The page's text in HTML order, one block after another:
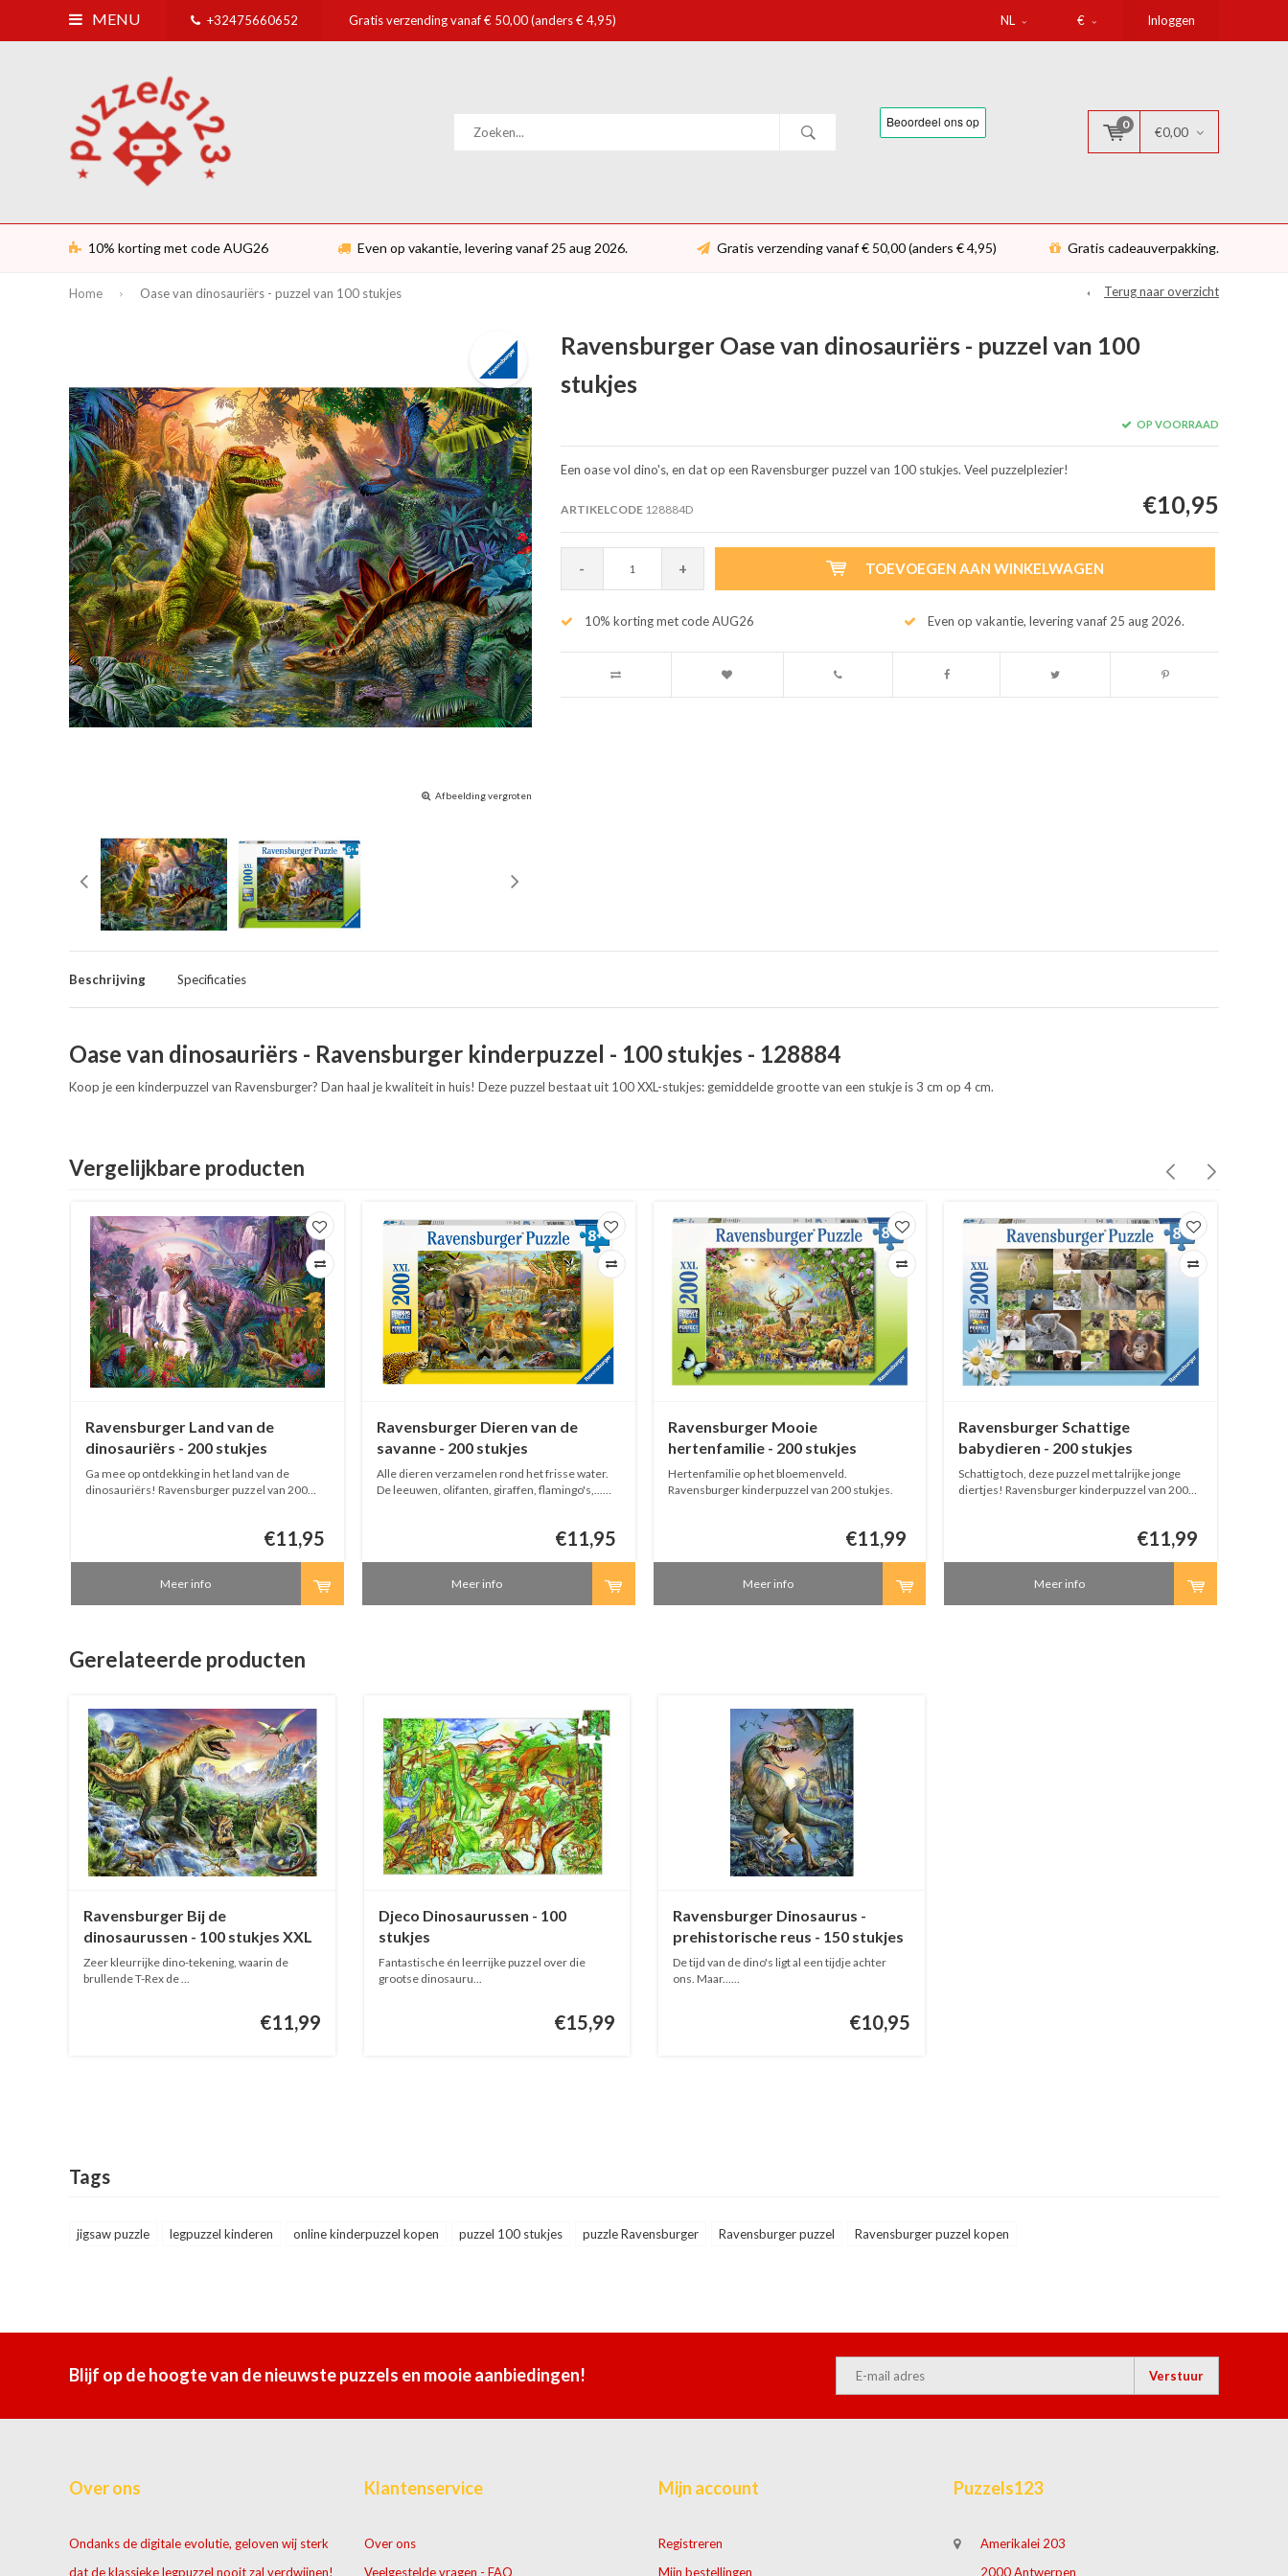
MENU +32475660652 Gratis verzending vanaf € 50,00 (anders € 4,95) NL € Inloggen
0
€0,00
10% korting met code AUG26 Even op vakantie, levering vanaf 25 aug 2026. Gratis verzending vanaf € 50,00 (anders € 4,95) Gratis cadeauverpakking.
Home Oase van dinosauriërs - puzzel van 100 stukjes Terug naar overzicht
Afbeelding vergroten
Ravensburger Oase van dinosauriërs - puzzel van 100
stukjes
OP VOORRAAD
Een oase vol dino's, en dat op een Ravensburger puzzel van 100 stukjes. Veel puzzelplezier!
ARTIKELCODE128884D €10,95
- + TOEVOEGEN AAN WINKELWAGEN
10% korting met code AUG26 Even op vakantie, levering vanaf 25 aug 2026.
Beschrijving Specificaties
Oase van dinosauriërs - Ravensburger kinderpuzzel - 100 stukjes - 128884
Koop je een kinderpuzzel van Ravensburger? Dan haal je kwaliteit in huis! Deze puzzel bestaat uit 100 XXL-stukjes: gemiddelde grootte van een stukje is 3 cm op 4 cm.
Vergelijkbare producten
Ravensburger Land van de
dinosauriërs - 200 stukjes
Ga mee op ontdekking in het land van de
dinosauriërs! Ravensburger puzzel van 200
€11,95
Meer info
Ravensburger Dieren van de
savanne - 200 stukjes
Alle dieren verzamelen rond het frisse water.
De leeuwen, olifanten, giraffen, flamingo's,...
€11,95
Meer info
Ravensburger Mooie
hertenfamilie - 200 stukjes
Hertenfamilie op het bloemenveld.
Ravensburger kinderpuzzel van 200 stukjes.
€11,99
Meer info
Ravensburger Schattige
babydieren - 200 stukjes
Schattig toch, deze puzzel met talrijke jonge
diertjes! Ravensburger kinderpuzzel van 200
€11,99
Meer info
Gerelateerde producten
Ravensburger Bij de
dinosaurussen - 100 stukjes XXL
Zeer kleurrijke dino-tekening, waarin de
brullende T-Rex de ...
€11,99
Djeco Dinosaurussen - 100
stukjes
Fantastische én leerrijke puzzel over die
grootse dinosauru...
€15,99
Ravensburger Dinosaurus -
prehistorische reus - 150 stukjes
De tijd van de dino's ligt al een tijdje achter
ons. Maar......
€10,95
Tags
jigsaw puzzle legpuzzel kinderen online kinderpuzzel kopen puzzel 100 stukjes puzzle Ravensburger Ravensburger puzzel Ravensburger puzzel kopen
Blijf op de hoogte van de nieuwste puzzels en mooie aanbiedingen! Verstuur
Over ons
Ondanks de digitale evolutie, geloven wij sterk
dat de klassieke legpuzzel nooit zal verdwijnen!
Klantenservice
Over ons
Veelgestelde vragen - FAQ
Mijn account
Registreren
Mijn bestellingen
Puzzels123
Amerikalei 203
2000 Antwerpen